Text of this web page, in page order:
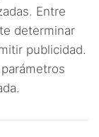
Entre
determinar
publicidad.